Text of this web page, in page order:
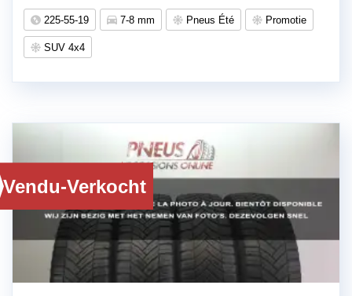
prijs
was:
155.06€.
prijs
is:
225-55-19 7-8 mm Pneus Été Promotie
SUV 4x4
Vendu-Verkocht